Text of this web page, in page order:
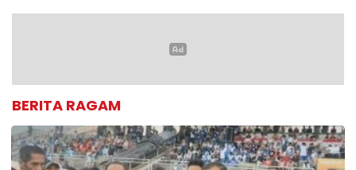
BERITA RAGAM